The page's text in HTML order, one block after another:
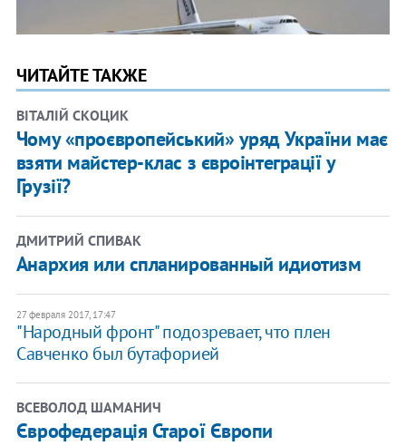
ЧИТАЙТЕ ТАКЖЕ
ВІТАЛІЙ СКОЦИК
Чому «проєвропейський» уряд України має
взяти майстер-клас з євроінтеграції у
Грузії?
ДМИТРИЙ СПИВАК
Анархия или спланированный идиотизм
27 февраля 2017, 17:47
"Народный фронт" подозревает, что плен
Савченко был бутафорией
ВСЕВОЛОД ШАМАНИЧ
Єврофедерація Старої Європи